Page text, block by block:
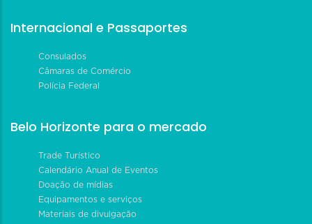
Internacional e Passaportes
Consulados
Câmaras de Comércio
Polícia Federal
Belo Horizonte para o mercado
Trade Turístico
Calendário Anual de Eventos
Doação de mídias
Equipamentos e serviços
Materiais de divulgação